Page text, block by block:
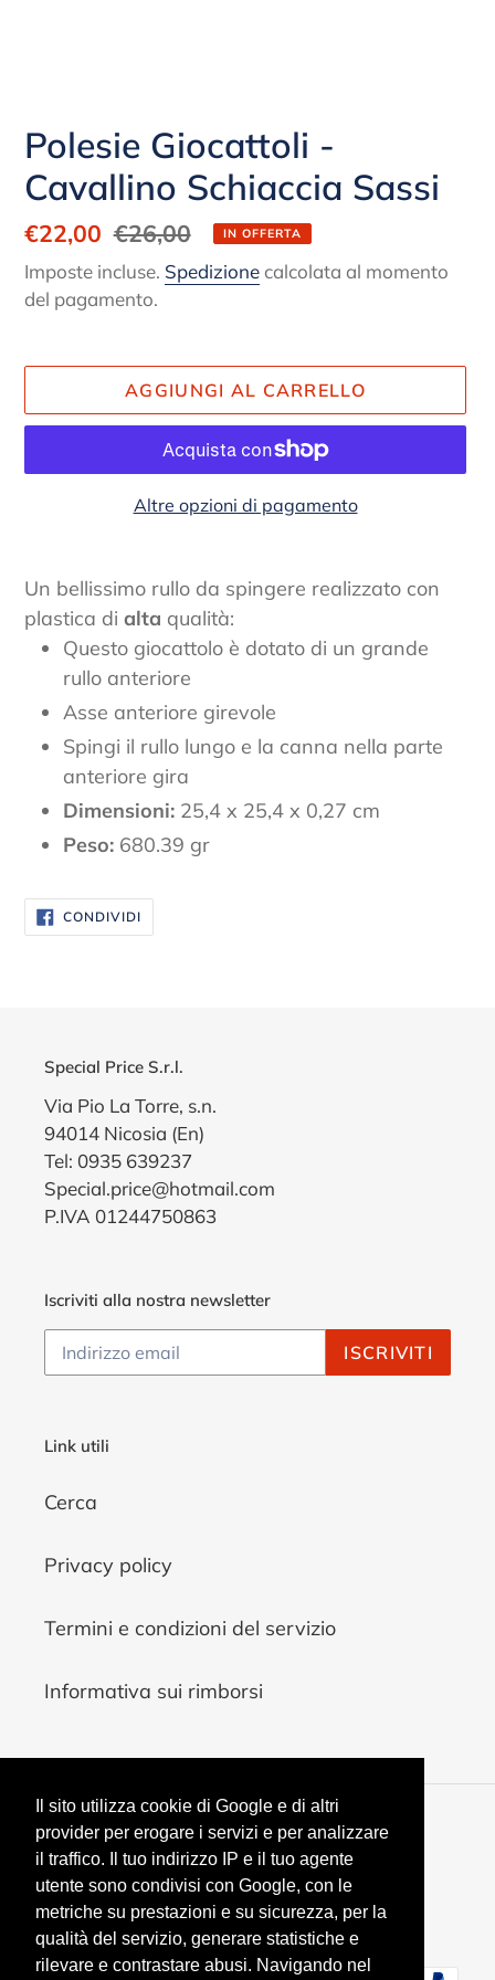
Il sito utilizza cookie di Google e di altri
provider per erogare i servizi e per analizzare
il traffico. Il tuo indirizzo IP e il tuo agente
utente sono condivisi con Google, con le
metriche su prestazioni e su sicurezza, per la
qualità del servizio, generare statistiche e
rilevare e contrastare abusi. Navigando nel
Polesie Giocattoli -
Cavallino Schiaccia Sassi
Prezzo
scontato
€22,00 Prezzo
di
listino
€26,00 IN OFFERTA
Imposte incluse. Spedizionecalcolata al momento
del pagamento.
AGGIUNGI AL CARRELLO
Altre opzioni di pagamento
del
prodotto
nel
carrello
Un bellissimo rullo da spingere realizzato con
plastica di alta qualità:
Questo giocattolo è dotato di un grande
rullo anteriore
Asse anteriore girevole
Spingi il rullo lungo e la canna nella parte
anteriore gira
Dimensioni: 25,4 x 25,4 x 0,27 cm
Peso: 680.39 gr
CONDIVIDICONDIVIDI
SU
FACEBOOK
Special Price S.r.l.
Via Pio La Torre, s.n.
94014 Nicosia (En)
Tel: 0935 639237
Special.price@hotmail.com
P.IVA 01244750863
Iscriviti alla nostra newsletter
ISCRIVITI
Link utili
Cerca
Privacy policy
Termini e condizioni del servizio
Informativa sui rimborsi
V
A
L
U
T
A
EUR €
FacebookInstagram
YouTube
Metodi